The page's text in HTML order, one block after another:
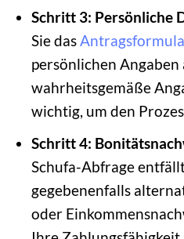
Schritt 3: Persönliche
Sie das
persönlichen Angaben
wahrheitsgemäße
wichtig, um den
Schritt 4:
Schufa-Abfrage
gegebenenfalls
oder